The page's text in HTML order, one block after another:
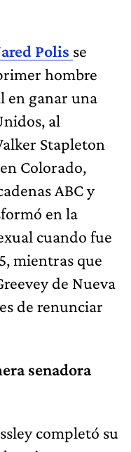
Polis se
hombre
en ganar una
al
Stapleton
Colorado,
ABC y
en la
cuando fue
mientras que
de Nueva
de renunciar
senadora
completó su